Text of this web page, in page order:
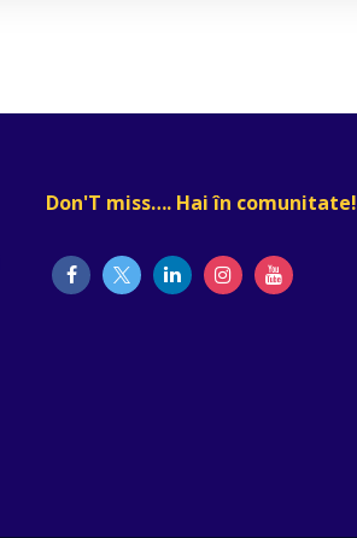
Don'T miss…. Hai în comunitate!